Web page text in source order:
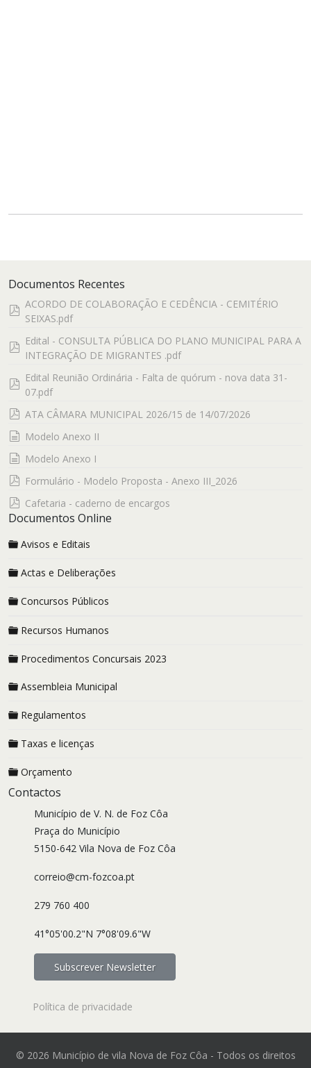
Documentos Recentes
pdf
ACORDO DE COLABORAÇÃO E CEDÊNCIA - CEMITÉRIO
SEIXAS.pdf
pdf
Edital - CONSULTA PÚBLICA DO PLANO MUNICIPAL PARA A
INTEGRAÇÃO DE MIGRANTES .pdf
pdf
Edital Reunião Ordinária - Falta de quórum - nova data 31-
07.pdf
pdf
ATA CÂMARA MUNICIPAL 2026/15 de 14/07/2026
documento
Modelo Anexo II
documento
Modelo Anexo I
pdf
Formulário - Modelo Proposta - Anexo III_2026
pdf
Cafetaria - caderno de encargos
Documentos Online
Avisos e Editais
Actas e Deliberações
Concursos Públicos
Recursos Humanos
Procedimentos Concursais 2023
Assembleia Municipal
Regulamentos
Taxas e licenças
Orçamento
Contactos
Município de V. N. de Foz Côa
Praça do Município
5150-642 Vila Nova de Foz Côa
correio@cm-fozcoa.pt
279 760 400
41°05'00.2"N 7°08'09.6"W
Subscrever Newsletter
Política de privacidade
© 2026 Município de vila Nova de Foz Côa - Todos os direitos